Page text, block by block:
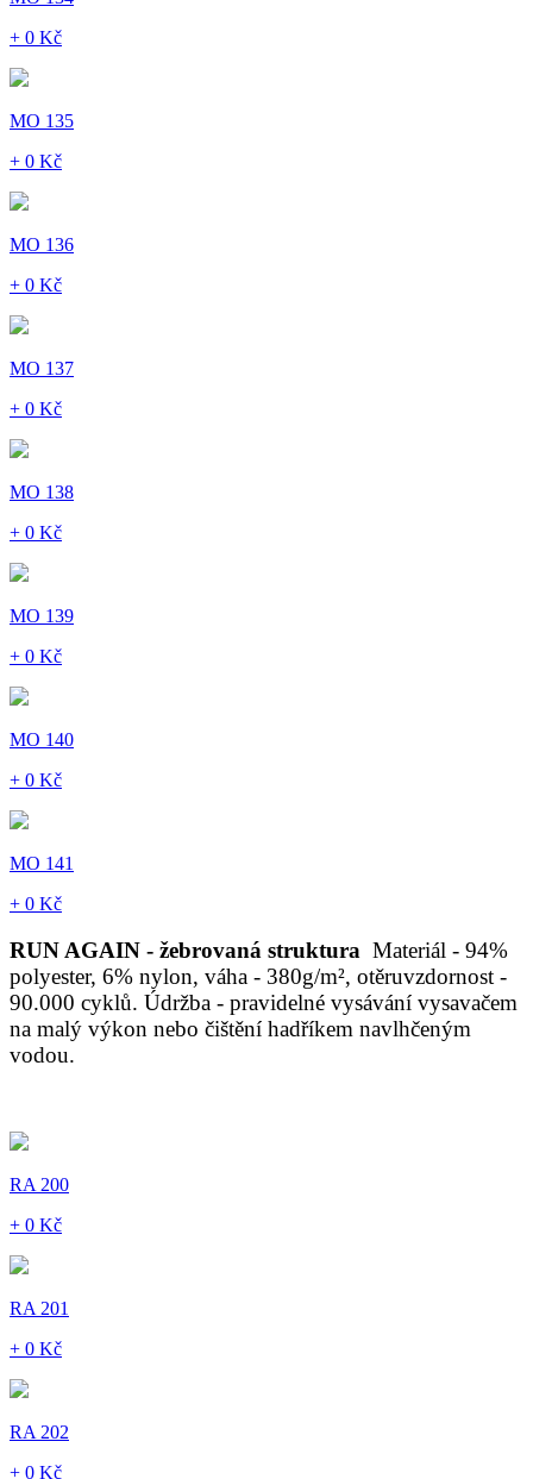
+ 0 Kč
MO 135
+ 0 Kč
MO 136
+ 0 Kč
MO 137
+ 0 Kč
MO 138
+ 0 Kč
MO 139
+ 0 Kč
MO 140
+ 0 Kč
MO 141
+ 0 Kč
RUN AGAIN - žebrovaná struktura Materiál - 94%
polyester, 6% nylon, váha - 380g/m², otěruvzdornost -
90.000 cyklů. Údržba - pravidelné vysávání vysavačem
na malý výkon nebo čištění hadříkem navlhčeným
vodou.
RA 200
+ 0 Kč
RA 201
+ 0 Kč
RA 202
+ 0 Kč